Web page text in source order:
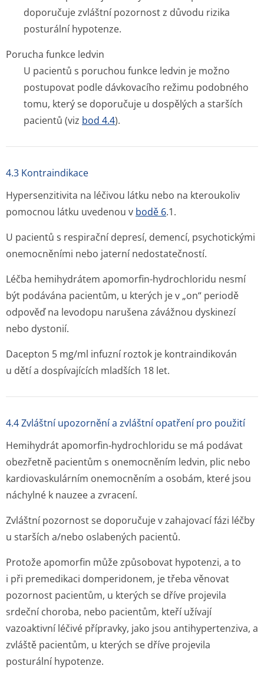
doporučuje zvláštní pozornost z důvodu rizika
posturální hypotenze.
Porucha funkce ledvin
U pacientů s poruchou funkce ledvin je možno
postupovat podle dávkovacího režimu podobného
tomu, který se doporučuje u dospělých a starších
pacientů (viz bod 4.4).
4.3 Kontraindikace
Hypersenzitivita na léčivou látku nebo na kteroukoliv
pomocnou látku uvedenou v bodě 6.1.
U pacientů s respirační depresí, demencí, psychotickými
onemocněními nebo jaterní nedostatečností.
Léčba hemihydrátem apomorfin-hydrochloridu nesmí
být podávána pacientům, u kterých je v „on“ periodě
odpověď na levodopu narušena závážnou dyskinezí
nebo dystonií.
Dacepton 5 mg/ml infuzní roztok je kontraindikován
u dětí a dospívajících mladších 18 let.
4.4 Zvláštní upozornění a zvláštní opatření pro použití
Hemihydrát apomorfin-hydrochloridu se má podávat
obezřetně pacientům s onemocněním ledvin, plic nebo
kardiovaskulárním onemocněním a osobám, které jsou
náchylné k nauzee a zvracení.
Zvláštní pozornost se doporučuje v zahajovací fázi léčby
u starších a/nebo oslabených pacientů.
Protože apomorfin může způsobovat hypotenzi, a to
i při premedikaci domperidonem, je třeba věnovat
pozornost pacientům, u kterých se dříve projevila
srdeční choroba, nebo pacientům, kteří užívají
vazoaktivní léčivé přípravky, jako jsou antihypertenziva, a
zvláště pacientům, u kterých se dříve projevila
posturální hypotenze.